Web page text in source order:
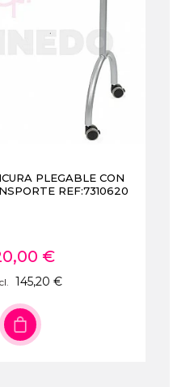
PLEGABLE CON
REF:7310620
€
145,20 €